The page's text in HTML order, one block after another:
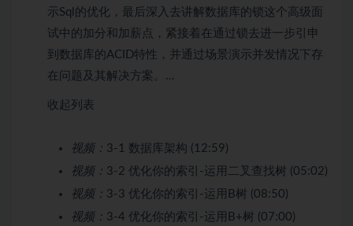
示Sql的优化，最后深入去讲解数据库的锁这个高级面
试中的加分和加薪点，紧接着在通过锁去进一步引申
到数据库的ACID特性，并通过场景演示并发情况下存
在问题及其解决方案。…
收起列表
视频： 3-1 数据库架构 (12:59)
视频： 3-2 优化你的索引-运用二叉查找树 (05:02)
视频： 3-3 优化你的索引-运用B树 (08:50)
视频： 3-4 优化你的索引-运用B+树 (07:00)